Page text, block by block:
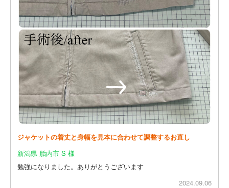
ジャケットの着丈と身幅を見本に合わせて調整するお直し
新潟県 胎内市 S 様
勉強になりました。ありがとうございます
2024.09.06